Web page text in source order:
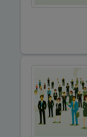
Döviz
Düğün